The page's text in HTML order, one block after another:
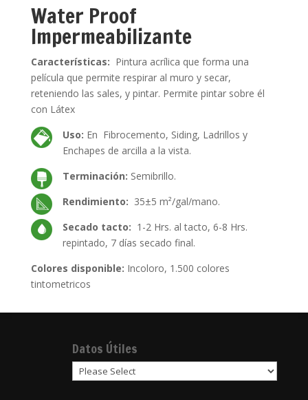
Water Proof
Impermeabilizante
Características: Pintura acrílica que forma una
película que permite respirar al muro y secar,
reteniendo las sales, y pintar. Permite pintar sobre él
con Látex
Uso: En Fibrocemento, Siding, Ladrillos y
Enchapes de arcilla a la vista.
Terminación: Semibrillo.
Rendimiento: 35±5 m²/gal/mano.
Secado tacto: 1-2 Hrs. al tacto, 6-8 Hrs.
repintado, 7 días secado final.
Colores disponible: Incoloro, 1.500 colores
tintometricos
Datos Útiles